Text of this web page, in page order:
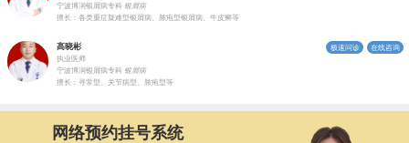
宁波博润银屑病专科 银屑病
擅长：各类重症疑难型银屑病、脓疱型银屑病、牛皮癣等
高晓彬
执业医师
宁波博润银屑病专科 银屑病
擅长：寻常型、关节病型、脓疱型等
极速问诊 在线咨询
网络预约挂号系统